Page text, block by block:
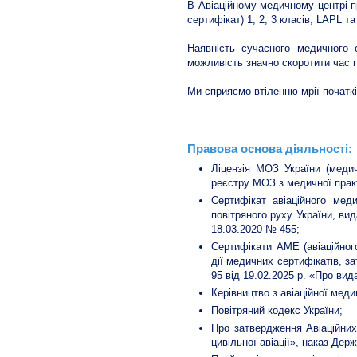
В Авіаційному медичному центрі
сертифікат) 1, 2, 3 класів, LAPL
Наявність сучасного
можливість значно скоротити час
Ми сприяємо втіленню мрії
Правова основа діяльності:
Ліцензія МОЗ України
реєстру МОЗ з медичної
Сертифікат авіаційного
повітряного руху України,
18.03.2020 № 455;
Сертифікати АМЕ
дії медичних сертифікатів,
95 від 19.02.2025 р. «Про
Керівництво з авіаційної
Повітряний кодекс України;
Про затвердження
цивільної авіації», наказ